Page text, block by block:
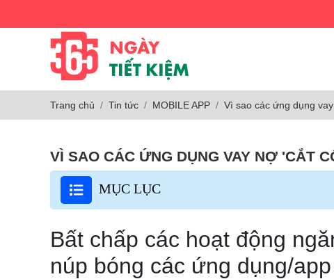
Trang chủ Tin tức MOBILE APP Vì sao các ứng dụng
VÌ SAO CÁC ỨNG DỤNG VAY NỢ 'CẮT
MỤC LỤC
Bất chấp các hoạt động
núp bóng các ứng dụng/